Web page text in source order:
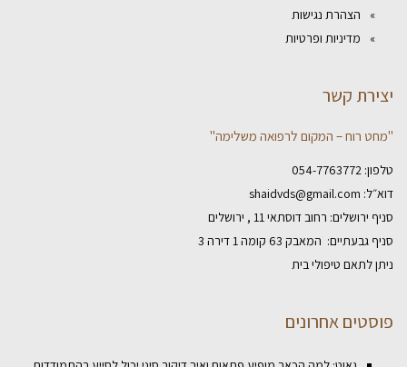
הצהרת נגישות
מדיניות ופרטיות
יצירת קשר
"מחט רוח – המקום לרפואה משלימה"
טלפון: 054-7763772
דוא״ל: shaidvds@gmail.com
סניף ירושלים: רחוב דוסתאי 11 , ירושלים
סניף גבעתיים: המאבק 63 קומה 1 דירה 3
ניתן לתאם טיפולי בית
פוסטים אחרונים